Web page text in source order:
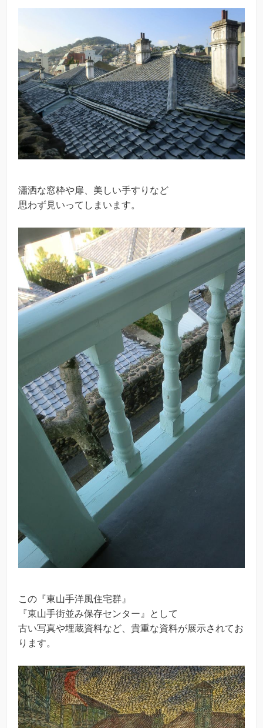
瀟洒な窓枠や扉、美しい手すりなど
思わず見いってしまいます。
この『東山手洋風住宅群』
『東山手街並み保存センター』として
古い写真や埋蔵資料など、貴重な資料が展示されてお
ります。